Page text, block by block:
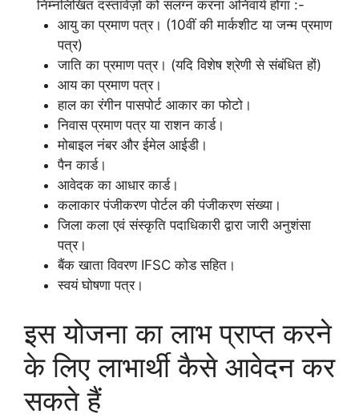
निम्नलिखित दस्तावेज़ों को संलग्न करना अनिवार्य होगा :-
आयु का प्रमाण पत्र। (10वीं की मार्कशीट या जन्म प्रमाण
पत्र)
जाति का प्रमाण पत्र। (यदि विशेष श्रेणी से संबंधित हों)
आय का प्रमाण पत्र।
हाल का रंगीन पासपोर्ट आकार का फोटो।
निवास प्रमाण पत्र या राशन कार्ड।
मोबाइल नंबर और ईमेल आईडी।
पैन कार्ड।
आवेदक का आधार कार्ड।
कलाकार पंजीकरण पोर्टल की पंजीकरण संख्या।
जिला कला एवं संस्कृति पदाधिकारी द्वारा जारी अनुशंसा
पत्र।
बैंक खाता विवरण IFSC कोड सहित।
स्वयं घोषणा पत्र।
इस योजना का लाभ प्राप्त करने
के लिए लाभार्थी कैसे आवेदन कर
सकते हैं